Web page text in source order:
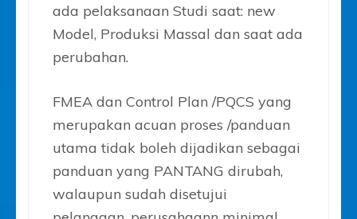
ada pelaksanaan Studi saat: new
Model, Produksi Massal dan saat ada
perubahan.
FMEA dan Control Plan /PQCS yang
merupakan acuan proses /panduan
utama tidak boleh dijadikan sebagai
panduan yang PANTANG dirubah,
walaupun sudah disetujui